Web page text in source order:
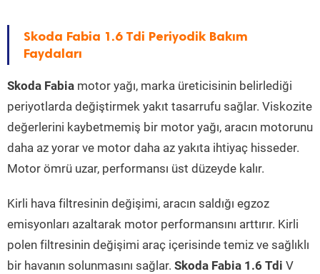
Skoda Fabia 1.6 Tdi Periyodik Bakım
Faydaları
Skoda Fabia motor yağı, marka üreticisinin belirlediği
periyotlarda değiştirmek yakıt tasarrufu sağlar. Viskozite
değerlerini kaybetmemiş bir motor yağı, aracın motorunu
daha az yorar ve motor daha az yakıta ihtiyaç hisseder.
Motor ömrü uzar, performansı üst düzeyde kalır.
Kirli hava filtresinin değişimi, aracın saldığı egzoz
emisyonları azaltarak motor performansını arttırır. Kirli
polen filtresinin değişimi araç içerisinde temiz ve sağlıklı
bir havanın solunmasını sağlar. Skoda Fabia 1.6 Tdi V